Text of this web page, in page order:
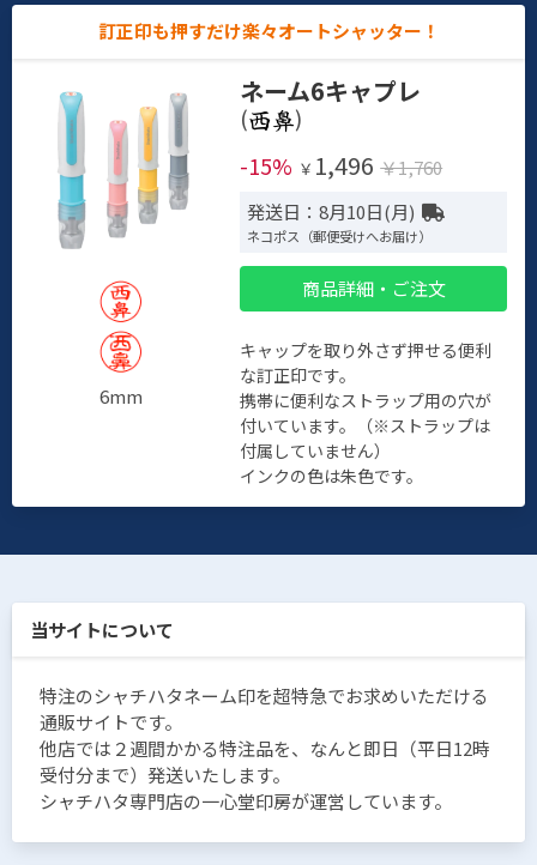
訂正印も押すだけ楽々オートシャッター！
6mm
ネーム6キャプレ
(
)
-15% ￥ 1,496 ￥1,760
発送日：8月10日(月)
ネコポス（郵便受けへお届け）
商品詳細・ご注文
キャップを取り外さず押せる便利
な訂正印です。
携帯に便利なストラップ用の穴が
付いています。（※ストラップは
付属していません）
インクの色は朱色です。
当サイトについて
特注のシャチハタネーム印を超特急でお求めいただける
通販サイトです。
他店では２週間かかる特注品を、なんと即日（平日12時
受付分まで）発送いたします。
シャチハタ専門店の一心堂印房が運営しています。